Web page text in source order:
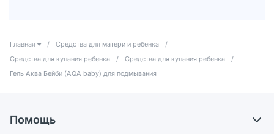
Главная / Средства для матери и ребенка
/
Средства для купания ребенка
/ Средства для купания ребенка
/
Гель Аква Бейби (AQA baby) для подмывания
Помощь